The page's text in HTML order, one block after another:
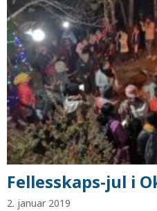
Fellesskaps-jul i
2. januar 2019